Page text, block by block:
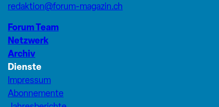
redaktion@forum-magazin.ch
Forum Team
Netzwerk
Archiv
Dienste
Impressum
Abonnemente